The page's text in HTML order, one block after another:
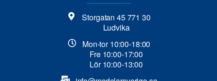
Storgatan 45 771 30
Ludvika
Mon-tor 10:00-18:00
Fre 10:00-17:00
Lör 10:00-13:00